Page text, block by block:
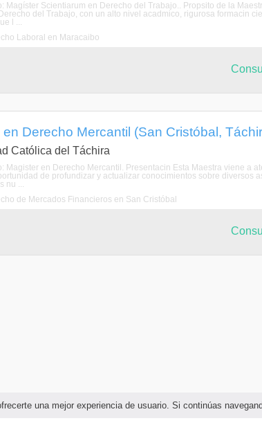
una mejor experiencia de usuario. Si continúas
Magíster Scientiarum en Derecho del Trabajo.. Propsito de la
del Trabajo, con un alto nivel acadmico, rigurosa formacin
l ...
Laboral en Maracaibo
en Derecho Mercantil (San Cristóbal,
Católica del Táchira
Magister en Derecho Mercantil. Presentacin Esta Maestra viene a
de profundizar y actualizar conocimientos sobre diversos
nu ...
de Mercados Financieros en San Cristóbal